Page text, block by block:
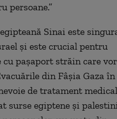
persoane.”
Sinai este
şi este crucial pentru
paşaport străin care
din Fâşia Gaza în
de tratament medical
surse egiptene şi